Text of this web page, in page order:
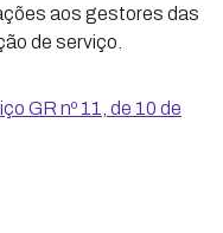
aos gestores das
de serviço.
GR nº 11, de 10 de